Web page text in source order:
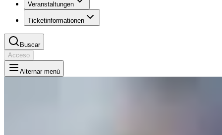
Veranstaltungen
Ticketinformationen
Buscar
Acceso
Alternar menú